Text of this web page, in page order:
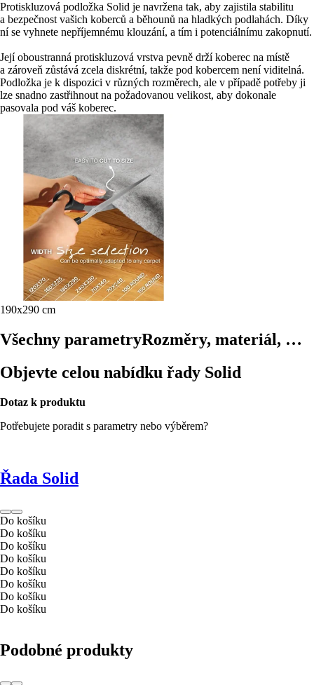
Protiskluzová podložka Solid je navržena tak, aby zajistila stabilitu
a bezpečnost vašich koberců a běhounů na hladkých podlahách. Díky
ní se vyhnete nepříjemnému klouzání, a tím i potenciálnímu zakopnutí.
Její oboustranná protiskluzová vrstva pevně drží koberec na místě
a zároveň zůstává zcela diskrétní, takže pod kobercem není viditelná.
Podložka je k dispozici v různých rozměrech, ale v případě potřeby ji
lze snadno zastřihnout na požadovanou velikost, aby dokonale
pasovala pod váš koberec.
190x290 cm
Všechny parametryRozměry, materiál, …
Objevte celou nabídku řady Solid
Dotaz k produktu
Potřebujete poradit s parametry nebo výběrem?
Řada Solid
Do košíku
Do košíku
Do košíku
Do košíku
Do košíku
Do košíku
Do košíku
Do košíku
Podobné produkty